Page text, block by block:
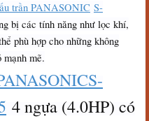
trần PANASONIC S-
bị các tính năng như lọc khí,
phù hợp cho những không
mạnh mẽ.
S-
4 ngựa (4.0HP) có